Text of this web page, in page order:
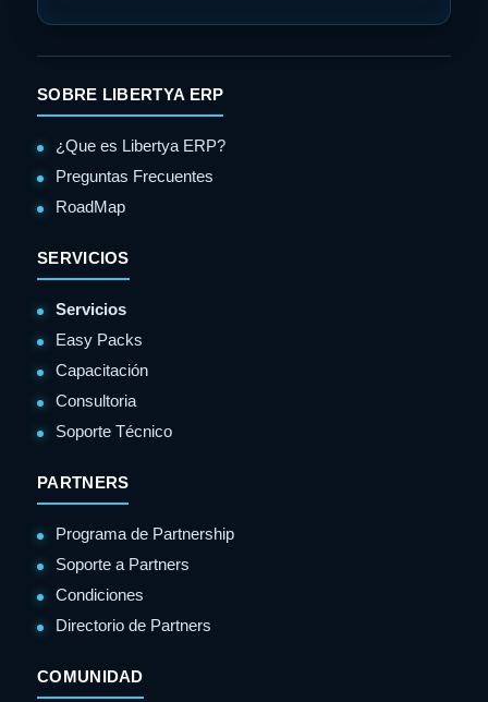
SOBRE LIBERTYA ERP
¿Que es Libertya ERP?
Preguntas Frecuentes
RoadMap
SERVICIOS
Servicios
Easy Packs
Capacitación
Consultoria
Soporte Técnico
PARTNERS
Programa de Partnership
Soporte a Partners
Condiciones
Directorio de Partners
COMUNIDAD